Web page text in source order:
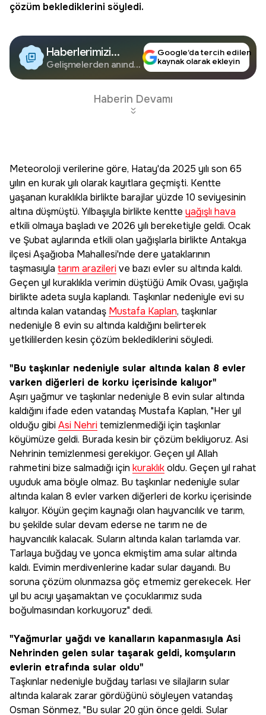
çözüm beklediklerini söyledi.
Haberlerimizi
Google'da Takip
Edin
Gelişmelerden anında
Google’da tercih edilen
kaynak olarak ekleyin
Haberin Devamı
Meteoroloji verilerine göre, Hatay'da 2025 yılı son 65
yılın en kurak yılı olarak kayıtlara geçmişti. Kentte
yaşanan kuraklıkla birlikte barajlar yüzde 10 seviyesinin
altına düşmüştü. Yılbaşıyla birlikte kentte yağışlı hava
etkili olmaya başladı ve 2026 yılı bereketiyle geldi. Ocak
ve Şubat aylarında etkili olan yağışlarla birlikte Antakya
ilçesi Aşağıoba Mahallesi'nde dere yataklarının
taşmasıyla tarım arazilerive bazı evler su altında kaldı.
Geçen yıl kuraklıkla verimin düştüğü Amik Ovası, yağışla
birlikte adeta suyla kaplandı. Taşkınlar nedeniyle evi su
altında kalan vatandaş Mustafa Kaplan, taşkınlar
nedeniyle 8 evin su altında kaldığını belirterek
yetkililerden kesin çözüm beklediklerini söyledi.
"Bu taşkınlar nedeniyle sular altında kalan 8 evler
varken diğerleri de korku içerisinde kalıyor"
Aşırı yağmur ve taşkınlar nedeniyle 8 evin sular altında
kaldığını ifade eden vatandaş Mustafa Kaplan, "Her yıl
olduğu gibiAsi Nehritemizlenmediği için taşkınlar
köyümüze geldi. Burada kesin bir çözüm bekliyoruz. Asi
Nehrinin temizlenmesi gerekiyor. Geçen yıl Allah
rahmetini bize salmadığı için kuraklıkoldu. Geçen yıl rahat
uyuduk ama böyle olmaz. Bu taşkınlar nedeniyle sular
altında kalan 8 evler varken diğerleri de korku içerisinde
kalıyor. Köyün geçim kaynağı olan hayvancılık ve tarım,
bu şekilde sular devam ederse ne tarım ne de
hayvancılık kalacak. Suların altında kalan tarlamda var.
Tarlaya buğday ve yonca ekmiştim ama sular altında
kaldı. Evimin merdivenlerine kadar sular dayandı. Bu
soruna çözüm olunmazsa göç etmemiz gerekecek. Her
yıl bu acıyı yaşamaktan ve çocuklarımız suda
boğulmasından korkuyoruz" dedi.
"Yağmurlar yağdı ve kanalların kapanmasıyla Asi
Nehrinden gelen sular taşarak geldi, komşuların
evlerin etrafında sular oldu"
Taşkınlar nedeniyle buğday tarlası ve silajların sular
altında kalarak zarar gördüğünü söyleyen vatandaş
Osman Sönmez, "Bu sular 20 gün önce geldi. Sular